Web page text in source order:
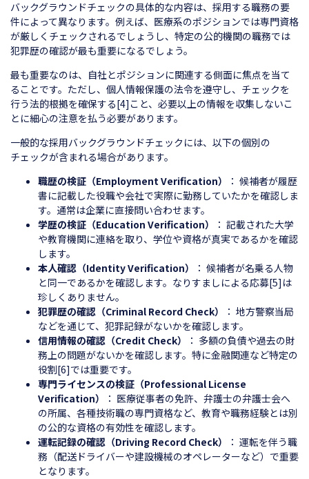
バックグラウンドチェックの具体的な内容は、採用する職務の要
件によって異なります。例えば、医療系のポジションでは専門資格
が厳しくチェックされるでしょうし、特定の公的機関の職務では
犯罪歴の確認が最も重要になるでしょう。
最も重要なのは、自社とポジションに関連する側面に焦点を当て
ることです。ただし、個人情報保護の法令を遵守し、チェックを
行う法的根拠を確保する[4]こと、必要以上の情報を収集しないこ
とに細心の注意を払う必要があります。
一般的な採用バックグラウンドチェックには、以下の個別の
チェックが含まれる場合があります。
職歴の検証（Employment Verification）
： 候補者が履歴
書に記載した役職や会社で実際に勤務していたかを確認しま
す。通常は企業に直接問い合わせます。
学歴の検証（Education Verification）
： 記載された大学
や教育機関に連絡を取り、学位や資格が真実であるかを確認
します。
本人確認（Identity Verification）
： 候補者が名乗る人物
と同一であるかを確認します。なりすましによる応募[5]は
珍しくありません。
犯罪歴の確認（Criminal Record Check）
： 地方警察当局
などを通じて、犯罪記録がないかを確認します。
信用情報の確認（Credit Check）
： 多額の負債や過去の財
務上の問題がないかを確認します。特に金融関連など特定の
役割[6]では重要です。
専門ライセンスの検証（Professional License
Verification）
： 医療従事者の免許、弁護士の弁護士会へ
の所属、各種技術職の専門資格など、教育や職務経験とは別
の公的な資格の有効性を確認します。
運転記録の確認（Driving Record Check）
： 運転を伴う職
務（配送ドライバーや建設機械のオペレーターなど）で重要
となります。